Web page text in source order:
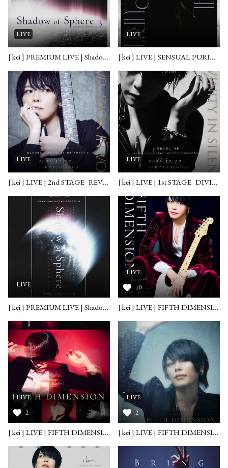
LIVE
[ kei ] PREMIUM LIVE | Shadow of Sphere 2026.03.19
LIVE
[ kei ] LIVE | SENSUAL PURITY 2026.03.18
LIVE
[ kei ] LIVE | 2nd STAGE_REVELATION IN VOICE 2025.12.22
LIVE
[ kei ] LIVE | 1st STAGE_DIVINITY IN SILENCE 2025.12.22
LIVE
[ kei ] PREMIUM LIVE | Shadow of Sphere 2025.09.22
LIVE
10
[ kei ] LIVE | FIFTH DIMENSION -Universe- 2025.08.12
LIVE
2
[ kei ] LIVE | FIFTH DIMENSION -Ignis- 2025.08.26【6/18振替公演】
LIVE
2
[ kei ] LIVE | FIFTH DIMENSION -Aqua- 2025.05.21